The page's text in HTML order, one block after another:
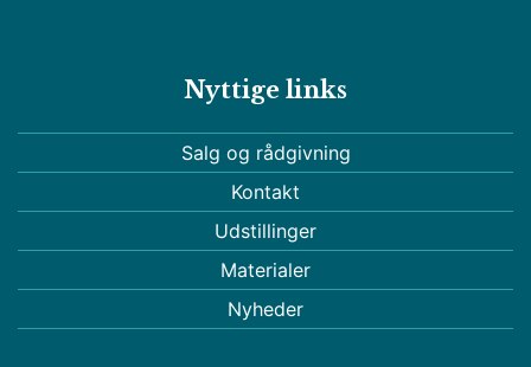
Nyttige links
Salg og rådgivning
Kontakt
Udstillinger
Materialer
Nyheder